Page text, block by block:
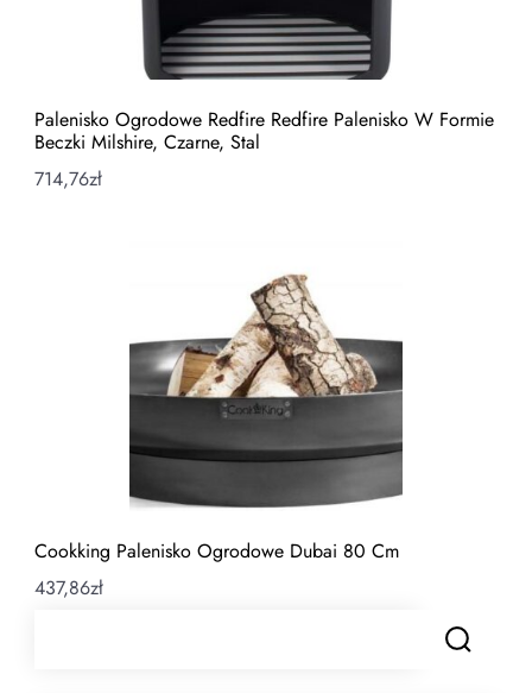
Palenisko Ogrodowe Redfire Redfire Palenisko W Formie
Beczki Milshire, Czarne, Stal
714,76zł
Cookking Palenisko Ogrodowe Dubai 80 Cm
437,86zł